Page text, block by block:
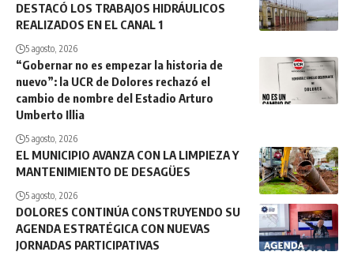
DESTACÓ LOS TRABAJOS HIDRÁULICOS
REALIZADOS EN EL CANAL 1
5 agosto, 2026
“Gobernar no es empezar la historia de
nuevo”: la UCR de Dolores rechazó el
cambio de nombre del Estadio Arturo
Umberto Illia
5 agosto, 2026
EL MUNICIPIO AVANZA CON LA LIMPIEZA Y
MANTENIMIENTO DE DESAGÜES
5 agosto, 2026
DOLORES CONTINÚA CONSTRUYENDO SU
AGENDA ESTRATÉGICA CON NUEVAS
JORNADAS PARTICIPATIVAS